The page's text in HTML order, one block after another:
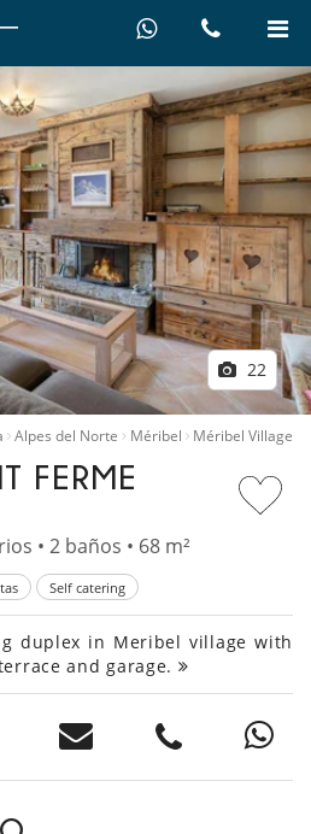
22
Alpes del Norte Méribel Méribel Village
FERME
• 2 baños • 68 m²
Self catering
duplex in Meribel village with
and garage.